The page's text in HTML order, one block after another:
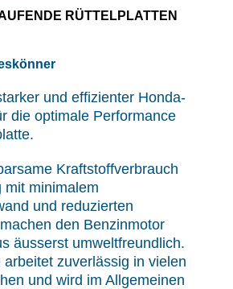
RÜTTELPLATTEN​
und effizienter Honda-
die optimale Performance
Kraftstoffverbrauch
mit minimalem
und reduzierten
den Benzinmotor
äusserst umweltfreundlich.
arbeitet zuverlässig in vielen
und wird im Allgemeinen